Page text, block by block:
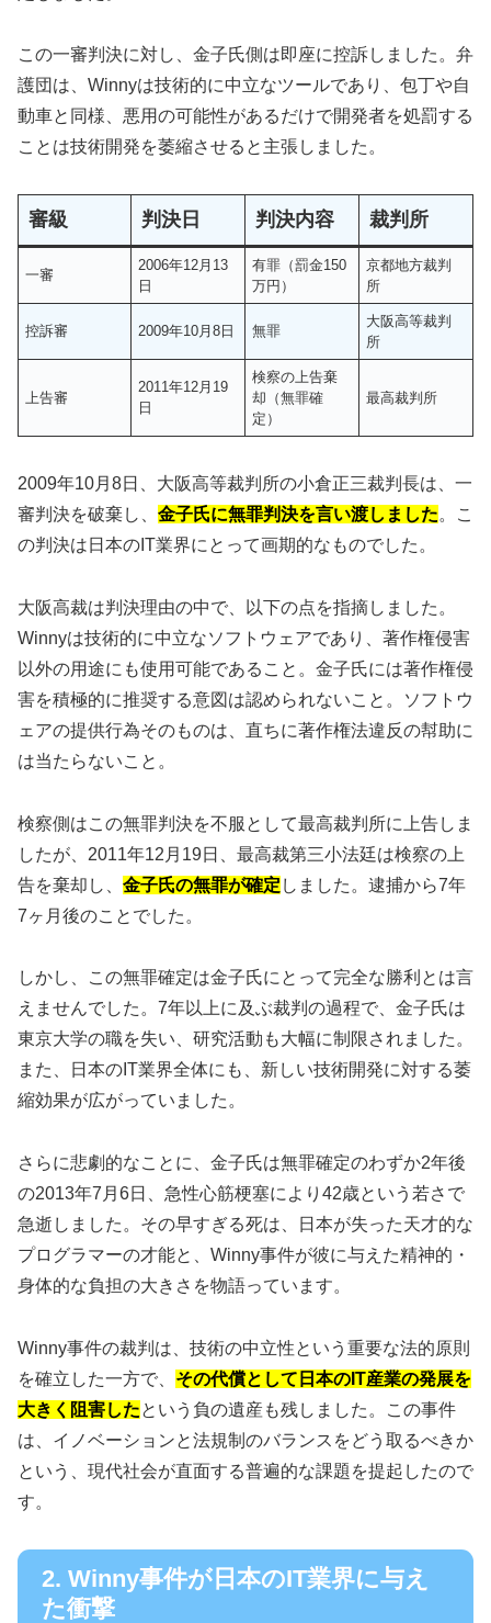
この一審判決に対し、金子氏側は即座に控訴しました。弁
護団は、Winnyは技術的に中立なツールであり、包丁や自
動車と同様、悪用の可能性があるだけで開発者を処罰する
ことは技術開発を萎縮させると主張しました。
審級 判決日 判決内容 裁判所
一審
2006年12月13
日
有罪（罰金150
万円）
京都地方裁判
所
控訴審 2009年10月8日 無罪
大阪高等裁判
所
上告審
2011年12月19
日
検察の上告棄
却（無罪確
定）
最高裁判所
2009年10月8日、大阪高等裁判所の小倉正三裁判長は、一
審判決を破棄し、 金子氏に無罪判決を言い渡しました。こ
の判決は日本のIT業界にとって画期的なものでした。
大阪高裁は判決理由の中で、以下の点を指摘しました。
Winnyは技術的に中立なソフトウェアであり、著作権侵害
以外の用途にも使用可能であること。金子氏には著作権侵
害を積極的に推奨する意図は認められないこと。ソフトウ
ェアの提供行為そのものは、直ちに著作権法違反の幇助に
は当たらないこと。
検察側はこの無罪判決を不服として最高裁判所に上告しま
したが、2011年12月19日、最高裁第三小法廷は検察の上
告を棄却し、 金子氏の無罪が確定 しました。逮捕から7年
7ヶ月後のことでした。
しかし、この無罪確定は金子氏にとって完全な勝利とは言
えませんでした。7年以上に及ぶ裁判の過程で、金子氏は
東京大学の職を失い、研究活動も大幅に制限されました。
また、日本のIT業界全体にも、新しい技術開発に対する萎
縮効果が広がっていました。
さらに悲劇的なことに、金子氏は無罪確定のわずか2年後
の2013年7月6日、急性心筋梗塞により42歳という若さで
急逝しました。その早すぎる死は、日本が失った天才的な
プログラマーの才能と、Winny事件が彼に与えた精神的・
身体的な負担の大きさを物語っています。
Winny事件の裁判は、技術の中立性という重要な法的原則
を確立した一方で、 その代償として日本のIT産業の発展を
大きく阻害したという負の遺産も残しました。この事件
は、イノベーションと法規制のバランスをどう取るべきか
という、現代社会が直面する普遍的な課題を提起したので
す。
2. Winny事件が日本のIT業界に与え
た衝撃